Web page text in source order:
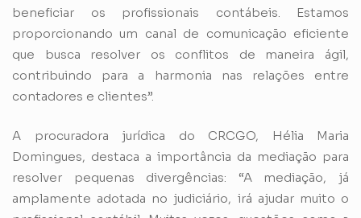
beneficiar os profissionais contábeis. Estamos
proporcionando um canal de comunicação eficiente
que busca resolver os conflitos de maneira ágil,
contribuindo para a harmonia nas relações entre
contadores e clientes”.
A procuradora jurídica do CRCGO, Hélia Maria
Domingues, destaca a importância da mediação para
resolver pequenas divergências: “A mediação, já
amplamente adotada no judiciário, irá ajudar muito o